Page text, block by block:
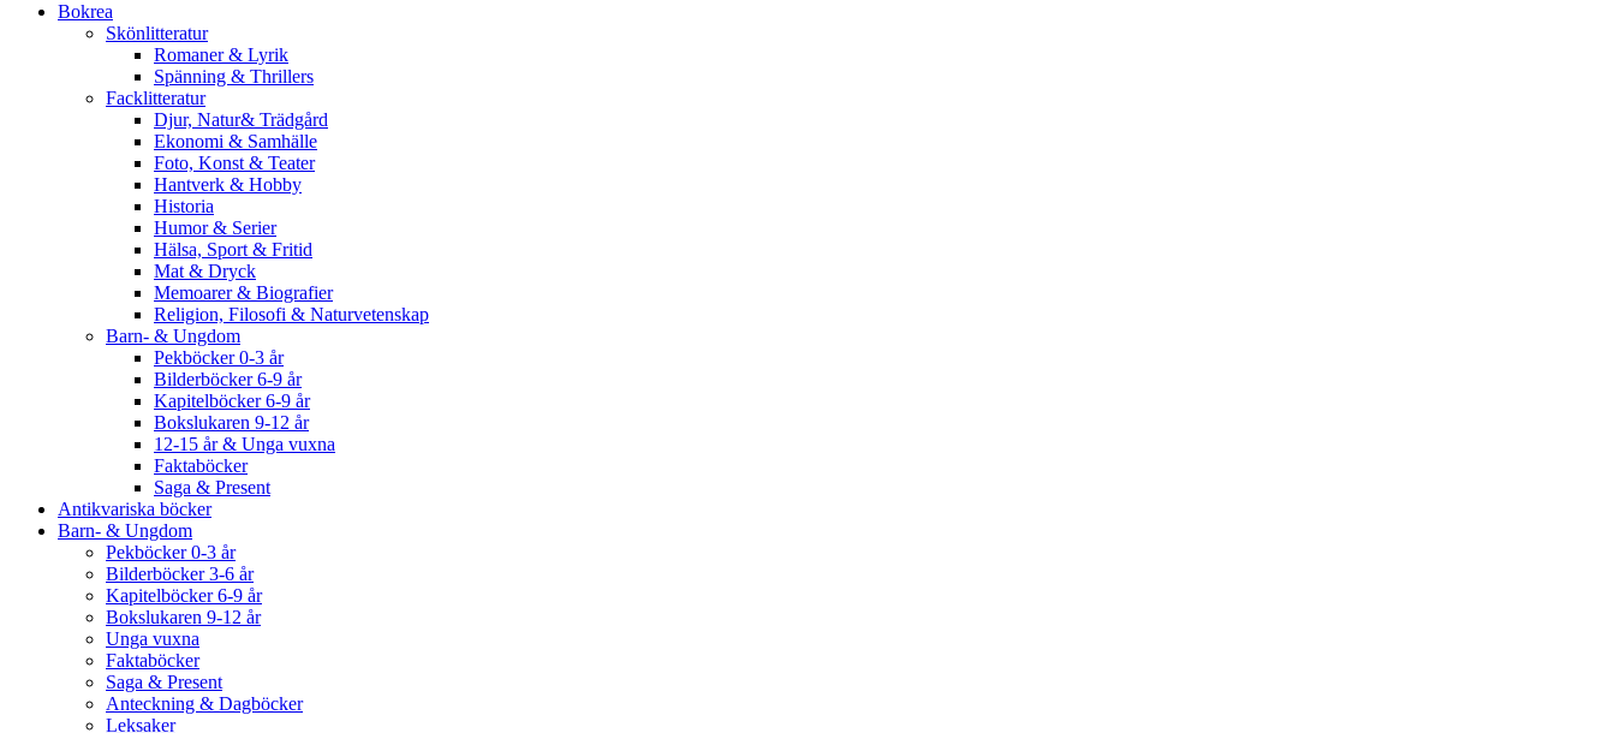
Bokrea
Skönlitteratur
Romaner & Lyrik
Spänning & Thrillers
Facklitteratur
Djur, Natur& Trädgård
Ekonomi & Samhälle
Foto, Konst & Teater
Hantverk & Hobby
Historia
Humor & Serier
Hälsa, Sport & Fritid
Mat & Dryck
Memoarer & Biografier
Religion, Filosofi & Naturvetenskap
Barn- & Ungdom
Pekböcker 0-3 år
Bilderböcker 6-9 år
Kapitelböcker 6-9 år
Bokslukaren 9-12 år
12-15 år & Unga vuxna
Faktaböcker
Saga & Present
Antikvariska böcker
Barn- & Ungdom
Pekböcker 0-3 år
Bilderböcker 3-6 år
Kapitelböcker 6-9 år
Bokslukaren 9-12 år
Unga vuxna
Faktaböcker
Saga & Present
Anteckning & Dagböcker
Leksaker